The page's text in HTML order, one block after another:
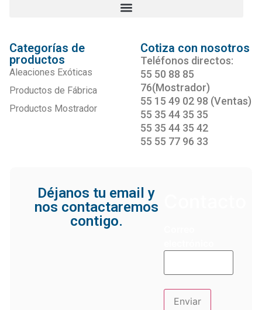
Categorías de
productos
Aleaciones Exóticas
Productos de Fábrica
Productos Mostrador
Cotiza con nosotros
Teléfonos directos:
55 50 88 85
76(Mostrador)
55 15 49 02 98 (Ventas)
55 35 44 35 35
55 35 44 35 42
55 55 77 96 33
Déjanos tu email y
nos contactaremos
contigo.